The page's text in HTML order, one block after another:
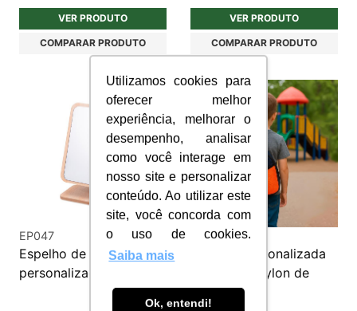
Utilizamos cookies para
oferecer melhor
experiência, melhorar o
desempenho, analisar
como você interage em
nosso site e personalizar
conteúdo. Ao utilizar este
site, você concorda com
o uso de cookies.
Saiba mais
Ok, entendi!
VER PRODUTO
COMPARAR PRODUTO
VER PRODUTO
COMPARAR PRODUTO
EP047
Espelho de mesa
personalizado em MDF
MC391
Mochila personalizada
infantil em nylon de
uma alça